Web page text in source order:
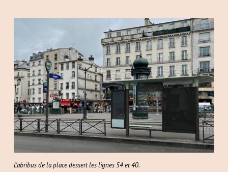
L'abribus de la place dessert les lignes 54 et 40.